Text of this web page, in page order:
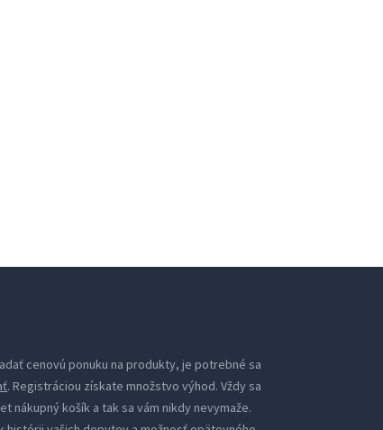
cenovú ponuku na produkty, je potrebné sa
. Registráciou získate množstvo výhod. Vždy sa
nákupný košík a tak sa vám nikdy nevymaže.